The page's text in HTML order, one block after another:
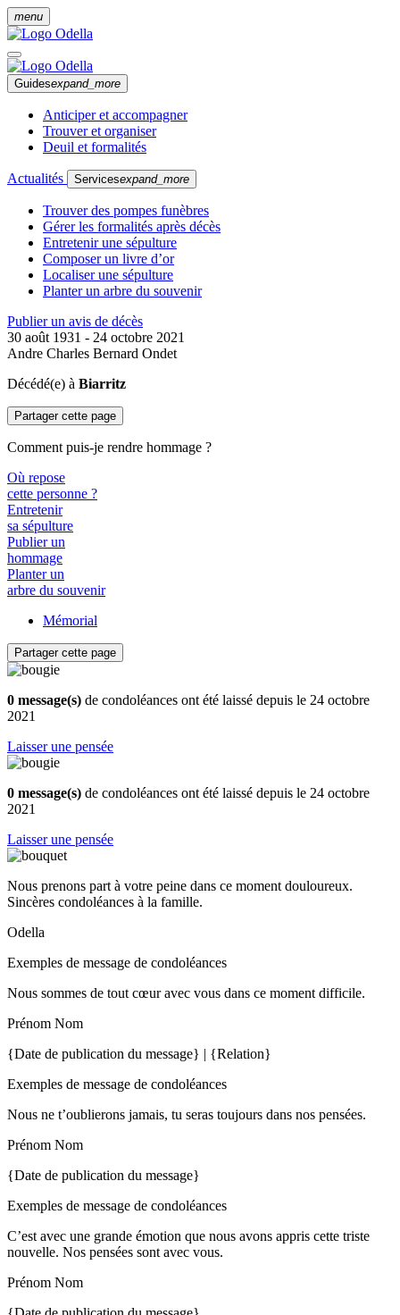
menu
Guidesexpand_more
Anticiper et accompagner
Trouver et organiser
Deuil et formalités
Actualités Servicesexpand_more
Trouver des pompes funèbres
Gérer les formalités après décès
Entretenir une sépulture
Composer un livre d’or
Localiser une sépulture
Planter un arbre du souvenir
Publier un avis de décès
30 août 1931 - 24 octobre 2021
Andre Charles Bernard Ondet
Décédé(e) à Biarritz
Partager cette page
Comment puis-je rendre hommage ?
Où repose
cette personne ?
Entretenir
sa sépulture
Publier un
hommage
Planter un
arbre du souvenir
Mémorial
Partager cette page
0 message(s) de condoléances ont été laissé depuis le 24 octobre
2021
Laisser une pensée
0 message(s) de condoléances ont été laissé depuis le 24 octobre
2021
Laisser une pensée
Nous prenons part à votre peine dans ce moment douloureux.
Sincères condoléances à la famille.
Odella
Exemples de message de condoléances
Nous sommes de tout cœur avec vous dans ce moment difficile.
Prénom Nom
{Date de publication du message} | {Relation}
Exemples de message de condoléances
Nous ne t’oublierons jamais, tu seras toujours dans nos pensées.
Prénom Nom
{Date de publication du message}
Exemples de message de condoléances
C’est avec une grande émotion que nous avons appris cette triste
nouvelle. Nos pensées sont avec vous.
Prénom Nom